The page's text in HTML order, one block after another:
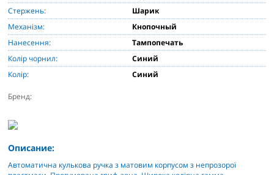
Стержень:
Шарик
Механізм:
Кнопочный
Нанесення:
Тампопечать
Колір чорнил:
Синий
Колір:
Синий
Бренд:
Описание:
Автоматична кулькова ручка з матовим корпусом з непрозорої